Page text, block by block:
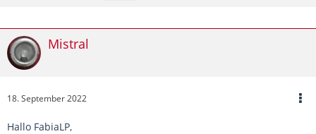
Mistral
18. September 2022
Hallo FabiaLP,